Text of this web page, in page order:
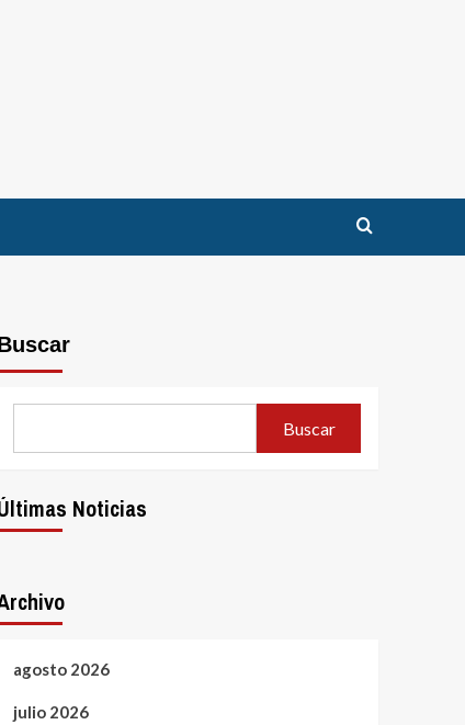
Buscar
Noticias
agosto 2026
julio 2026